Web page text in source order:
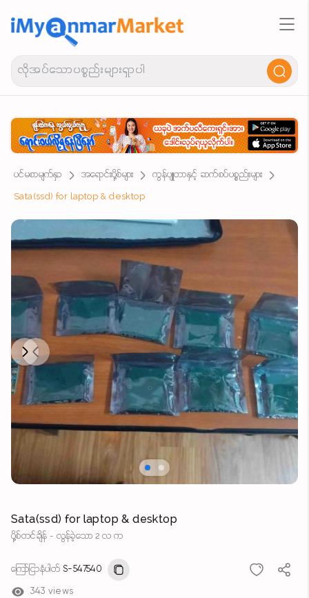
ပင်မစာမျက်နှာ အရောင်းပို့စ်များ
ကွန်ပျူတာနှင့် ဆက်စပ်ပစ္စည်းများ
Sata(ssd) for laptop & desktop
Previous
Next
Sata(ssd) for laptop & desktop
ပို့စ်တင်ချိန် - လွန်ခဲ့သော 2 လ က
ကြော်ငြာနံပါတ် S-547540
343 views